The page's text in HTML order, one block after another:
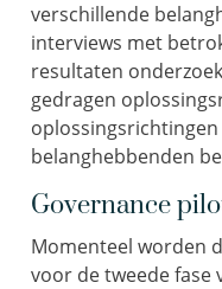
verschillende
interviews met
resultaten
gedragen
belanghebbenden
Governance
Momenteel worden
voor de tweede fase